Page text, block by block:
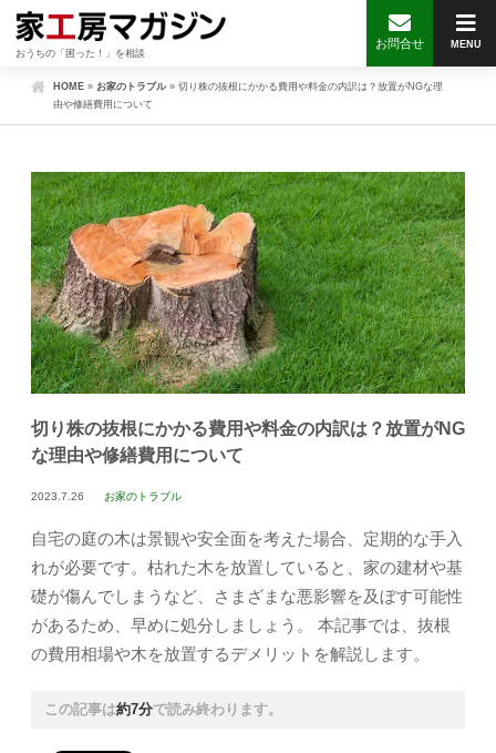
おうちの「困った！」を相談
MENU
お問合せ
HOME » お家のトラブル » 切り株の抜根にかかる費用や料金の内訳は？放置がNGな理
由や修繕費用について
切り株の抜根にかかる費用や料金の内訳は？放置がNG
な理由や修繕費用について
2023.7.26 お家のトラブル
自宅の庭の木は景観や安全面を考えた場合、定期的な手入
れが必要です。枯れた木を放置していると、家の建材や基
礎が傷んでしまうなど、さまざまな悪影響を及ぼす可能性
があるため、早めに処分しましょう。 本記事では、抜根
の費用相場や木を放置するデメリットを解説します。
この記事は約7分で読み終わります。